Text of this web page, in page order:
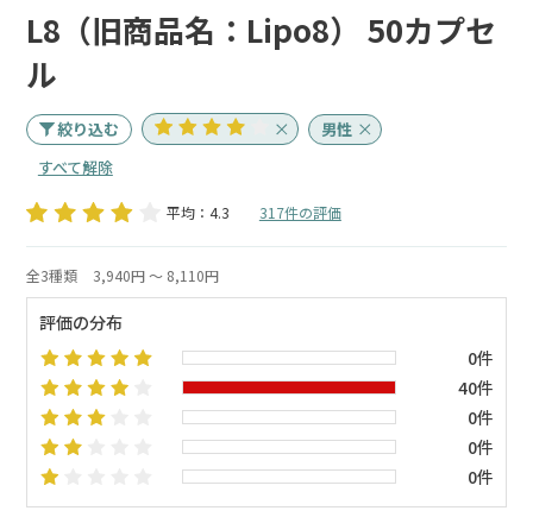
L8（旧商品名：Lipo8） 50カプセ
ル
絞り込む
男性
すべて解除
平均：4.3 317件の評価
全3種類 3,940円 ～ 8,110円
評価の分布
0件
40件
0件
0件
0件